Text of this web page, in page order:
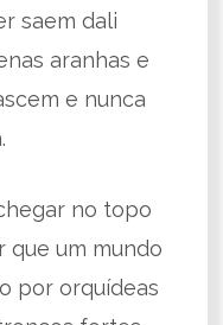
saem dali
aranhas e
e nunca
no topo
que um mundo
por orquídeas